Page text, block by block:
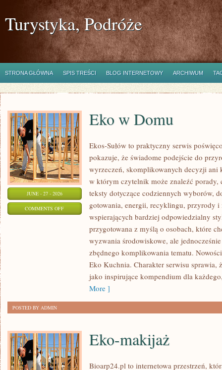
Turystyka, Podróże
STRONA GŁÓWNA SPIS TREŚCI BLOG INTERNETOWY ARCHIWUM
JUNE - 27 - 2026
COMMENTS OFFON
Eko w Domu
Ekos-Sułów to praktyczny serwis
pokazuje, że świadome podejście do
wyrzeczeń, skomplikowanych decyzji ani
w którym czytelnik może znaleźć porady,
teksty dotyczące codziennych wyborów,
gotowania, energii, recyklingu, przyrody i
wspierających bardziej odpowiedzialny
przygotowana z myślą o osobach, które
wyzwania środowiskowe, ale
zbędnego komplikowania tematu.
Eko Kuchnia. Charakter serwisu sprawia,
jako inspirujące kompendium dla
More ]
POSTED BY ADMIN
Eko-makijaż
Bioarp24.pl to internetowa przestrzeń,